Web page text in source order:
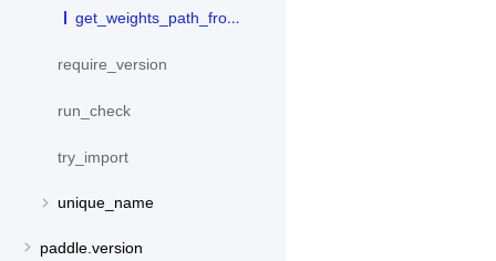
get_weights_path_from_url
require_version
run_check
try_import
unique_name
paddle.version